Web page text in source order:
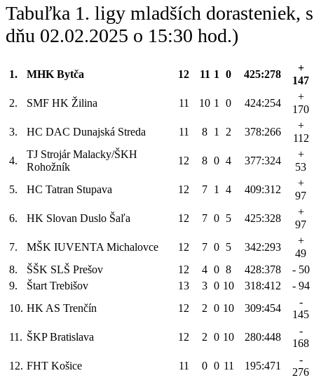
Tabuľka 1. ligy mladších dorasteniek,
dňu 02.02.2025 o 15:30 hod.)
1. MHK Bytča 12 11 1 0 425:278
+
147
2.
SMF HK Žilina 11 10 1 0 424:254
+
170
3.
HC DAC Dunajská Streda 11 8 1 2 378:266
+
112
4.
TJ Strojár Malacky/ŠKH
Rohožník
12 8 0 4 377:324
+
53
5.
HC Tatran Stupava 12 7 1 4 409:312
+
97
6.
HK Slovan Duslo Šaľa 12 7 0 5 425:328
+
97
7.
MŠK IUVENTA Michalovce 12 7 0 5 342:293
+
49
8.
ŠŠK SLŠ Prešov 12 4 0 8 428:378
- 50
9.
Štart Trebišov 13 3 0 10 318:412
- 94
10. HK AS Trenčín 12 2 0 10 309:454
-
145
11. ŠKP Bratislava 12 2 0 10 280:448
-
168
12. FHT Košice 11 0 0 11 195:471
-
276